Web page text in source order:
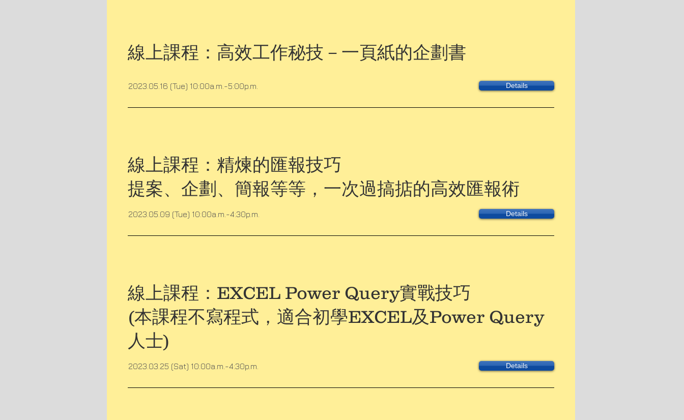
線上課程：高效工作秘技－一頁紙的企劃書
2023.05.16 (Tue) 10:00a.m.-5:00p.m. Details
線上課程：精煉的匯報技巧
提案、企劃、簡報等等，一次過搞掂的高效匯報術
2023.05.09 (Tue) 10:00a.m.-4:30p.m. Details
線上課程：EXCEL Power Query實戰技巧
(本課程不寫程式，適合初學EXCEL及Power Query
人士)
2023.03.25 (Sat) 10:00a.m.-4:30p.m. Details